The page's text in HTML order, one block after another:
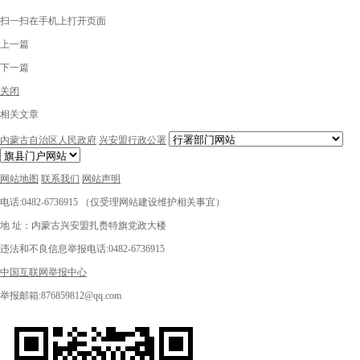
扫一扫在手机上打开页面
上一篇
下一篇
关闭
相关文章
内蒙古自治区人民政府 兴安盟行政公署
网站地图 联系我们 网站声明
电话:0482-6736915 （仅受理网站建设维护相关事宜）
地 址：内蒙古兴安盟扎赉特旗党政大楼
违法和不良信息举报电话:0482-6736915
中国互联网举报中心
举报邮箱:876859812@qq.com